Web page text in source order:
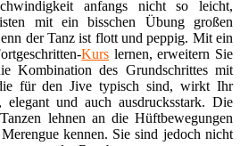
anfangs nicht so leicht,
mit ein bisschen Übung großen
der Tanz ist flott und peppig. Mit ein
Kurs lernen, erweitern Sie
Kombination des Grundschrittes mit
für den Jive typisch sind, wirkt Ihr
elegant und auch ausdrucksstark. Die
lehnen an die Hüftbewegungen
kennen. Sie sind jedoch nicht